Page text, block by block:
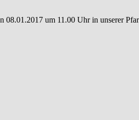
08.01.2017 um 11.00 Uhr in unserer